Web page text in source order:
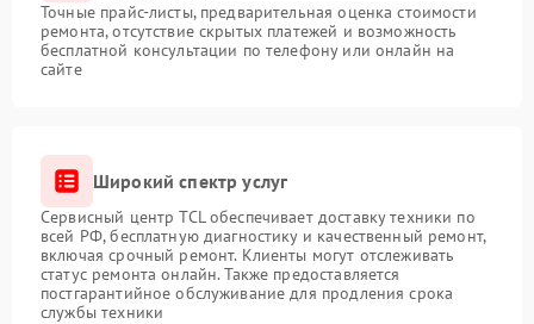
Точные прайс-листы, предварительная оценка стоимости
ремонта, отсутствие скрытых платежей и возможность
бесплатной консультации по телефону или онлайн на
сайте
Широкий спектр услуг
Сервисный центр TCL обеспечивает доставку техники по
всей РФ, бесплатную диагностику и качественный ремонт,
включая срочный ремонт. Клиенты могут отслеживать
статус ремонта онлайн. Также предоставляется
постгарантийное обслуживание для продления срока
службы техники